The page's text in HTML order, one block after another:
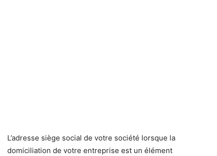
L’adresse siège social de votre société lorsque la
domiciliation de votre entreprise est un élément